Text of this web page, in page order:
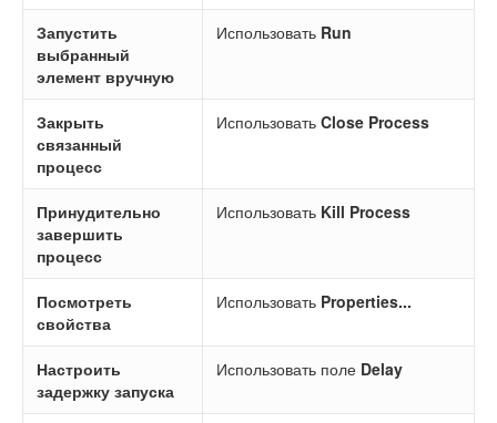
Запустить
выбранный
элемент вручную
Использовать Run
Закрыть
связанный
процесс
Использовать Close Process
Принудительно
завершить
процесс
Использовать Kill Process
Посмотреть
свойства
Использовать Properties...
Настроить
задержку запуска
Использовать поле Delay